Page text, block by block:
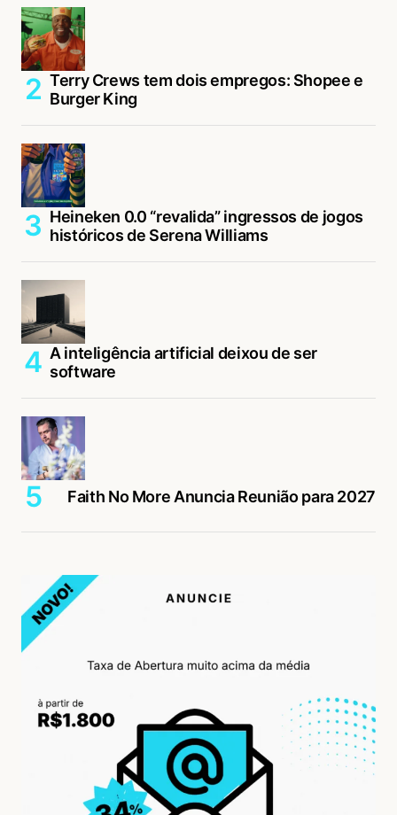
Terry Crews tem dois empregos: Shopee e
Burger King
Heineken 0.0 “revalida” ingressos de jogos
históricos de Serena Williams
A inteligência artificial deixou de ser
software
Faith No More Anuncia Reunião para 2027